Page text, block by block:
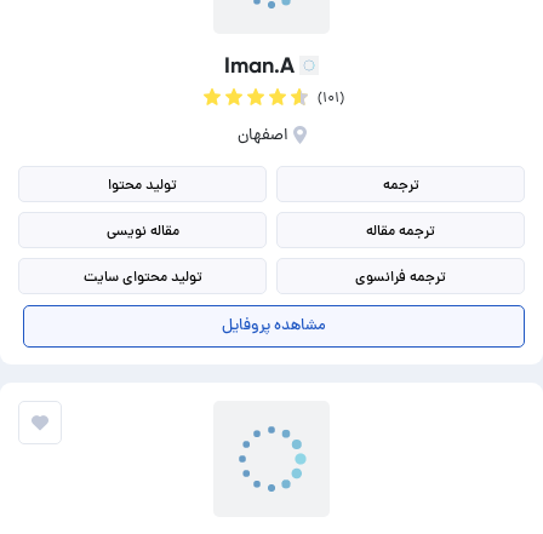
Iman.A
(۱۰۱)
اصفهان
ترجمه تولید محتوا
ترجمه مقاله مقاله نویسی
ترجمه فرانسوی تولید محتوای سایت
مشاهده پروفایل